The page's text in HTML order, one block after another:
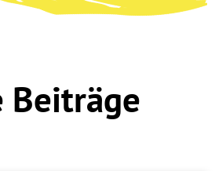
Beiträge